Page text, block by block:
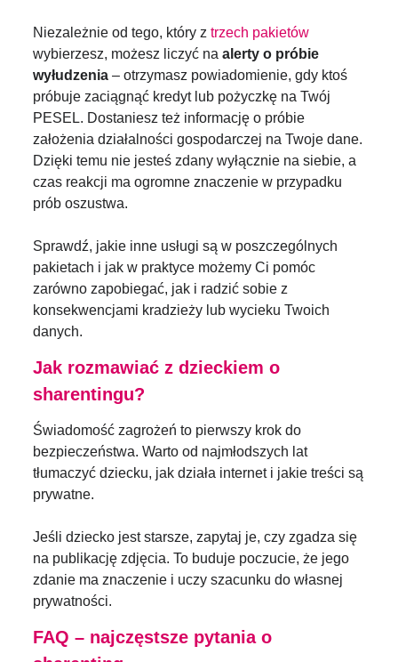
Niezależnie od tego, który ztrzech pakietów
wybierzesz, możesz liczyć naalerty o próbie
wyłudzenia – otrzymasz powiadomienie, gdy ktoś
próbuje zaciągnąć kredyt lub pożyczkę na Twój
PESEL. Dostaniesz też informację o próbie
założenia działalności gospodarczej na Twoje dane.
Dzięki temu nie jesteś zdany wyłącznie na siebie, a
czas reakcji ma ogromne znaczenie w przypadku
prób oszustwa.
Sprawdź, jakie inne usługi są w poszczególnych
pakietach i jak w praktyce możemy Ci pomóc
zarówno zapobiegać, jak i radzić sobie z
konsekwencjami kradzieży lub wycieku Twoich
danych.
Jak rozmawiać z dzieckiem o
sharentingu?
Świadomość zagrożeń to pierwszy krok do
bezpieczeństwa. Warto od najmłodszych lat
tłumaczyć dziecku, jak działa internet i jakie treści są
prywatne.
Jeśli dziecko jest starsze, zapytaj je, czy zgadza się
na publikację zdjęcia. To buduje poczucie, że jego
zdanie ma znaczenie i uczy szacunku do własnej
prywatności.
FAQ – najczęstsze pytania o